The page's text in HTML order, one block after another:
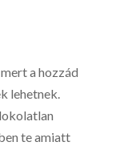
a hozzád
lehetnek.
te amiatt